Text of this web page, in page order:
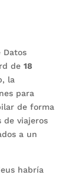
Datos
de 18
la
para
de forma
de viajeros
a un
habría